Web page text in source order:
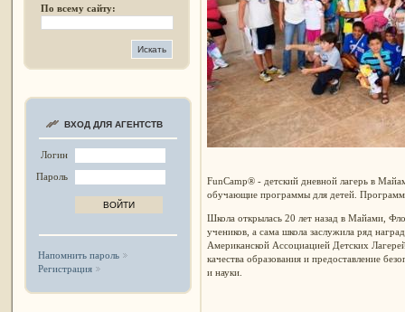
По всему сайту:
ВХОД ДЛЯ АГЕНТСТВ
Логин
Пароль
Напомнить пароль
Регистрация
FunCamp® - детский дневной лагерь в
обучающие программы для детей.
Школа открылась 20 лет назад в Майами,
учеников, а сама школа заслужила ряд
Американской Ассоциацией Детских
качества образования и предоставление
и науки.